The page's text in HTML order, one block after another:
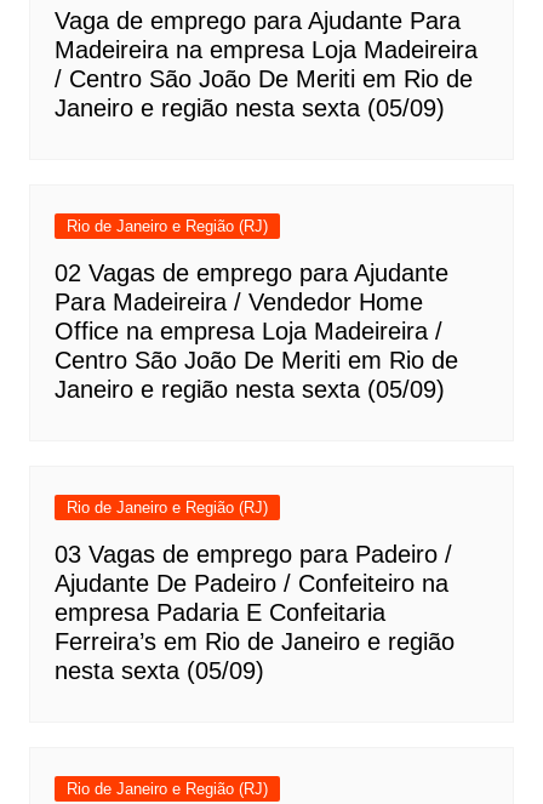
Vaga de emprego para Ajudante Para
Madeireira na empresa Loja Madeireira
/ Centro São João De Meriti em Rio de
Janeiro e região nesta sexta (05/09)
Rio de Janeiro e Região (RJ)
02 Vagas de emprego para Ajudante
Para Madeireira / Vendedor Home
Office na empresa Loja Madeireira /
Centro São João De Meriti em Rio de
Janeiro e região nesta sexta (05/09)
Rio de Janeiro e Região (RJ)
03 Vagas de emprego para Padeiro /
Ajudante De Padeiro / Confeiteiro na
empresa Padaria E Confeitaria
Ferreira’s em Rio de Janeiro e região
nesta sexta (05/09)
Rio de Janeiro e Região (RJ)